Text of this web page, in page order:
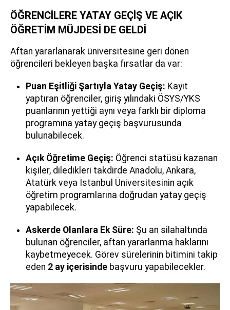
ÖĞRENCİLERE YATAY GEÇİŞ VE AÇIK
ÖĞRETİM MÜJDESİ DE GELDİ
Aftan yararlanarak üniversitesine geri dönen
öğrencileri bekleyen başka fırsatlar da var:
Puan Eşitliği Şartıyla Yatay Geçiş: Kayıt
yaptıran öğrenciler, giriş yılındaki ÖSYS/YKS
puanlarının yettiği aynı veya farklı bir diploma
programına yatay geçiş başvurusunda
bulunabilecek.
Açık Öğretime Geçiş: Öğrenci statüsü kazanan
kişiler, diledikleri takdirde Anadolu, Ankara,
Atatürk veya İstanbul Üniversitesinin açık
öğretim programlarına doğrudan yatay geçiş
yapabilecek.
Askerde Olanlara Ek Süre: Şu an silahaltında
bulunan öğrenciler, aftan yararlanma haklarını
kaybetmeyecek. Görev sürelerinin bitimini takip
eden 2 ay içerisinde başvuru yapabilecekler.